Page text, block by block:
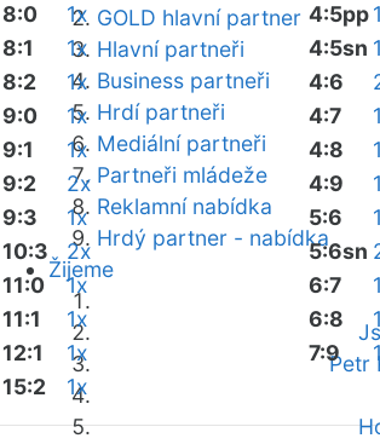
GOLD hlavní partner
Hlavní partneři
Business partneři
Hrdí partneři
Mediální partneři
Partneři mládeže
Reklamní nabídka
Hrdý partner - nabídka
Žijeme
Petr
8:0
1x
8:1
1x
8:2
1x
9:0
1x
9:1
1x
9:2
2x
9:3
1x
10:3
2x
11:0
1x
11:1
1x
12:1
1x
15:2
1x
4:5pp
4:5sn
4:6
4:7
4:8
4:9
5:6
5:6sn
6:7
6:8
7:9